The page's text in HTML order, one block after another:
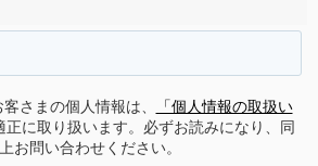
さまの個人情報は、
「個人情報の取扱い
正に取り扱います。必ずお読みになり、同
お問い合わせください。